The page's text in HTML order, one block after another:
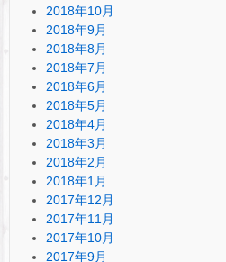
2018年10月
2018年9月
2018年8月
2018年7月
2018年6月
2018年5月
2018年4月
2018年3月
2018年2月
2018年1月
2017年12月
2017年11月
2017年10月
2017年9月